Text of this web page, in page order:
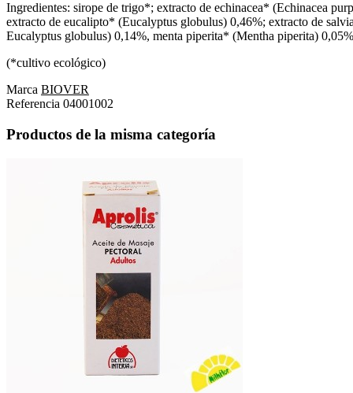
Ingredientes: sirope de trigo*; extracto de echinacea* (Echinacea
extracto de eucalipto* (Eucalyptus globulus) 0,46%; extracto de
Eucalyptus globulus) 0,14%, menta piperita* (Mentha piperita)
(*cultivo ecológico)
Marca BIOVER
Referencia 04001002
Productos de la misma categoría